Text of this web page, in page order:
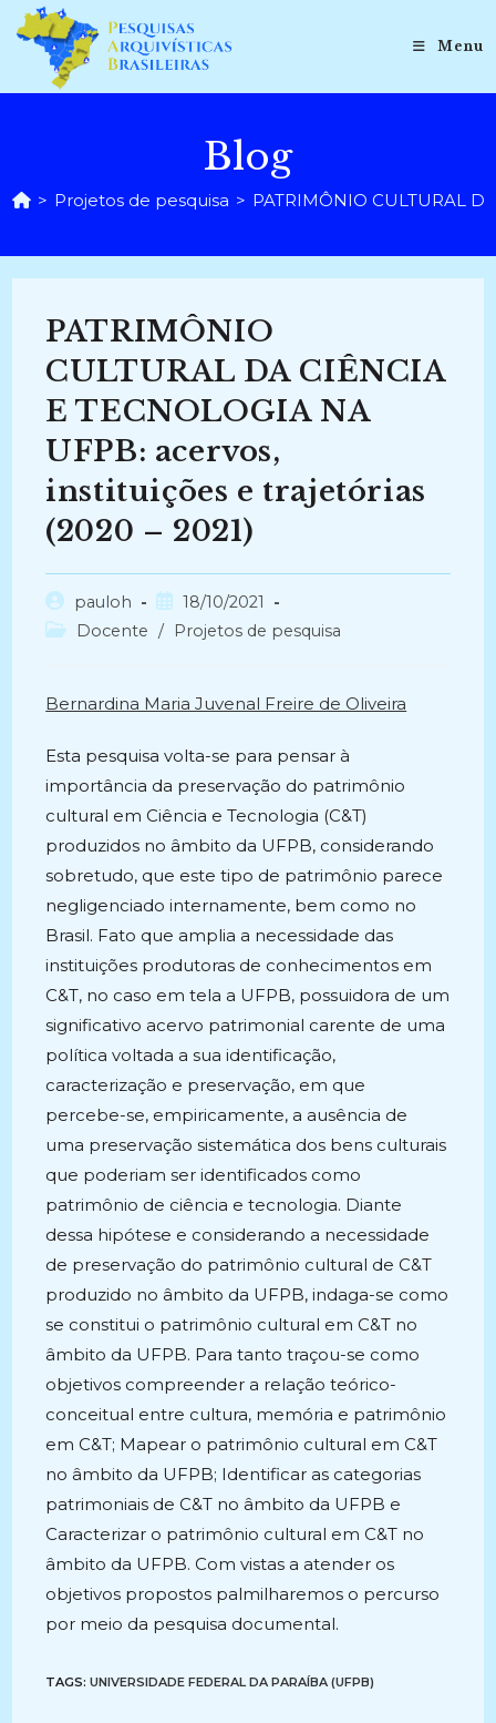
para
conteúdo
Menu
Blog
> Projetos de pesquisa > PATRIMÔNIO CULTURAL
PATRIMÔNIO
CULTURAL DA CIÊNCIA
E TECNOLOGIA NA
UFPB: acervos,
instituições e trajetórias
(2020 – 2021)
Autor
do
pauloh
Post
publicado:
18/10/2021
Categoria
Docente / Projetos de pesquisa
Bernardina Maria Juvenal Freire de Oliveira
Esta pesquisa volta-se para pensar à
importância da preservação do patrimônio
cultural em Ciência e Tecnologia (C&T)
produzidos no âmbito da UFPB, considerando
sobretudo, que este tipo de patrimônio parece
negligenciado internamente, bem como no
Brasil. Fato que amplia a necessidade das
instituições produtoras de conhecimentos em
C&T, no caso em tela a UFPB, possuidora de um
significativo acervo patrimonial carente de uma
política voltada a sua identificação,
caracterização e preservação, em que
percebe-se, empiricamente, a ausência de
uma preservação sistemática dos bens culturais
que poderiam ser identificados como
patrimônio de ciência e tecnologia. Diante
dessa hipótese e considerando a necessidade
de preservação do patrimônio cultural de C&T
produzido no âmbito da UFPB, indaga-se como
se constitui o patrimônio cultural em C&T no
âmbito da UFPB. Para tanto traçou-se como
objetivos compreender a relação teórico-
conceitual entre cultura, memória e patrimônio
em C&T; Mapear o patrimônio cultural em C&T
no âmbito da UFPB; Identificar as categorias
patrimoniais de C&T no âmbito da UFPB e
Caracterizar o patrimônio cultural em C&T no
âmbito da UFPB. Com vistas a atender os
objetivos propostos palmilharemos o percurso
por meio da pesquisa documental.
TAGS:UNIVERSIDADE FEDERAL DA PARAÍBA (UFPB)